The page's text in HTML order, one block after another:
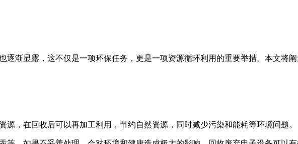
渐显露，这不仅是一项环保任务，更是一项资源循环利用的重要举措。本文将
，在回收后可以再加工利用，节约自然资源，同时减少污染和能耗等环境问题。